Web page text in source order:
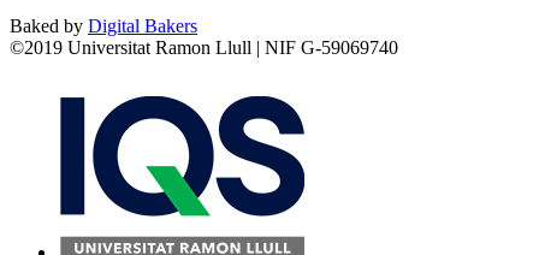
Baked by Digital Bakers
©2019 Universitat Ramon Llull | NIF G-59069740